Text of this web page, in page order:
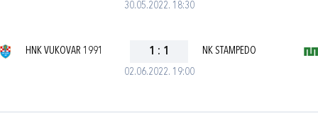
30.05.2022. 18:30
02.06.2022. 19:00
HNK VUKOVAR 1991 1 : 1 NK STAMPEDO